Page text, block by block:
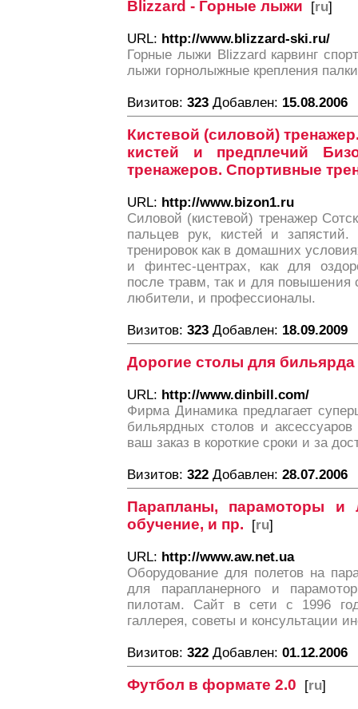
Blizzard - Горные лыжи [ru]
URL: http://www.blizzard-ski.ru/
Горные лыжи Blizzard карвинг
лыжи горнолыжные крепления палки
Визитов: 323 Добавлен: 15.08.2006
Кистевой (силовой)
кистей и предплечий
тренажеров. Спортивные
URL: http://www.bizon1.ru
Силовой (кистевой) тренажер
пальцев рук, кистей и
тренировок как в домашних
и финтес-центрах, как для
после травм, так и для повышения
любители, и профессионалы.
Визитов: 323 Добавлен: 18.09.2009
Дорогие столы для бильярда
URL: http://www.dinbill.com/
Фирма Динамика предлагает
бильярдных столов и
ваш заказ в короткие сроки и за
Визитов: 322 Добавлен: 28.07.2006
Парапланы, парамоторы и
обучение, и пр. [ru]
URL: http://www.aw.net.ua
Оборудование для полетов на
для парапланерного и
пилотам. Сайт в сети с 1996
галлерея, советы и консультации
Визитов: 322 Добавлен: 01.12.2006
Футбол в формате 2.0 [ru]